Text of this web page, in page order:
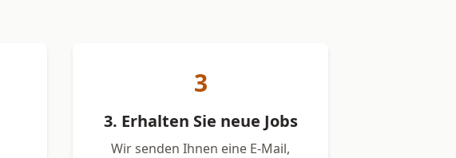
3
3. Erhalten Sie neue Jobs
Wir senden Ihnen eine E-Mail,